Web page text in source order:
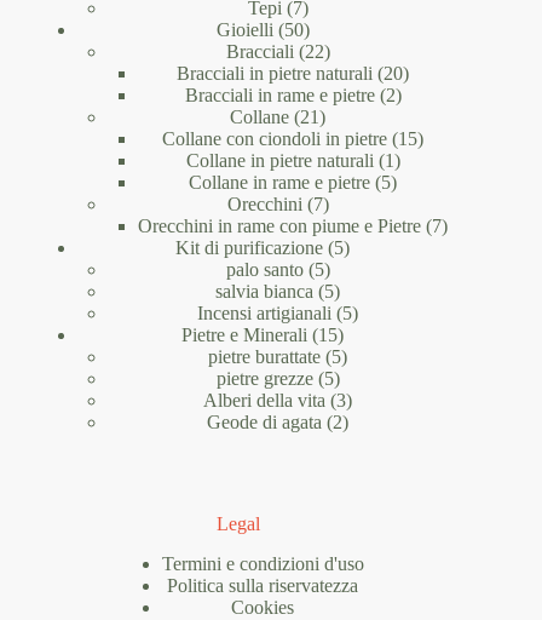
Tepi 77
prodotti
Gioielli 5050
prodotti
Bracciali 2222
prodotti
Bracciali in pietre naturali 2020
Bracciali in rame e pietre 22
Collane 2121
prodotti
Collane con ciondoli in pietre 1515
Collane in pietre naturali 11
prodotto
Collane in rame e pietre 55
Orecchini 77
prodotti
Orecchini in rame con piume e Pietre 77
Kit di purificazione 55
palo santo 55
prodotti
salvia bianca 55
prodotti
Incensi artigianali 55
Pietre e Minerali 1515
prodotti
pietre burattate 55
pietre grezze 55
prodotti
Alberi della vita 33
prodotti
Geode di agata 22
Legal
Termini e condizioni d'uso
Politica sulla riservatezza
Cookies